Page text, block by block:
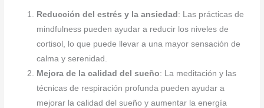
Reducción del estrés y la ansiedad : Las prácticas de
mindfulness pueden ayudar a reducir los niveles de
cortisol, lo que puede llevar a una mayor sensación de
calma y serenidad.
Mejora de la calidad del sueño: La meditación y las
técnicas de respiración profunda pueden ayudar a
mejorar la calidad del sueño y aumentar la energía